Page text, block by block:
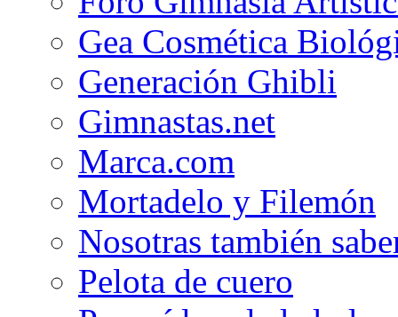
Gea Cosmética
Generación Ghibli
Gimnastas.net
Marca.com
Mortadelo y Filemón
Nosotras también
Pelota de cuero